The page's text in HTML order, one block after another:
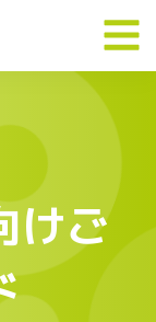
けご